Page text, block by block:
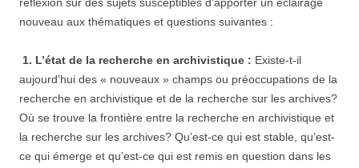
réflexion sur des sujets susceptibles d’apporter un éclairage
nouveau aux thématiques et questions suivantes :
1. L’état de la recherche en archivistique : Existe-t-il
aujourd’hui des « nouveaux » champs ou préoccupations de la
recherche en archivistique et de la recherche sur les archives?
Où se trouve la frontière entre la recherche en archivistique et
la recherche sur les archives? Qu’est-ce qui est stable, qu’est-
ce qui émerge et qu’est-ce qui est remis en question dans les